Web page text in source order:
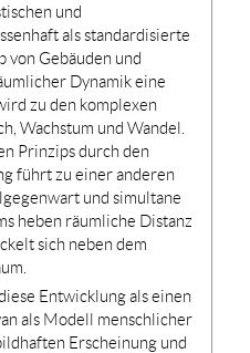
und
als standardisierte
von Gebäuden und
Dynamik eine
zu den komplexen
Wachstum und Wandel.
Prinzips durch den
führt zu einer anderen
und simultane
heben räumliche Distanz
sich neben dem
Entwicklung als einen
als Modell menschlicher
Erscheinung und